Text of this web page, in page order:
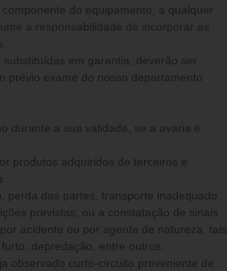
do equipamento, a qualquer
a responsabilidade de incorporar as
substituídas em garantia, deverão ser
prévio exame do nosso departamento
durante a sua validade, se a avaria é
produtos adquiridos de terceiros e
perda das partes, transporte inadequado
previstas, ou a constatação de sinais
acidente ou por agente de natureza, tais
depredação, entre outros.
observado curto-circuito proveniente de